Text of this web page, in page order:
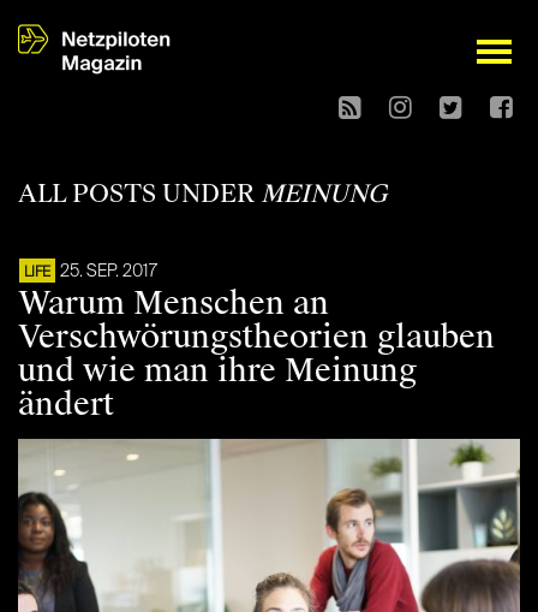
open
ALL POSTS UNDER MEINUNG
LIFE 25. SEP. 2017
Warum Menschen an
Verschwörungstheorien glauben
und wie man ihre Meinung
ändert